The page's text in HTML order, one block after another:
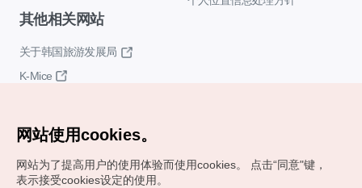
其他相关网站
关于韩国旅游发展局
K-Mice
网站使用cookies。
网站为了提高用户的使用体验而使用cookies。
点击“同意"键，
表示接受cookies设定的使用。